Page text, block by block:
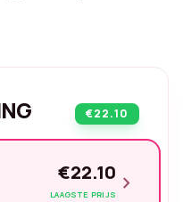
€22.10
€22.10
LAAGSTE PRIJS chevron_right